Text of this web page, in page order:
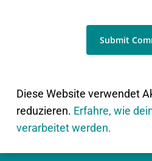
Diese Website verwendet
reduzieren. Erfahre, wie
verarbeitet werden.